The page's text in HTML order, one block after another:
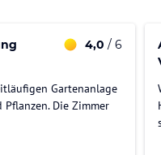
4,0 / 6
Gartenanlage
Die Zimmer